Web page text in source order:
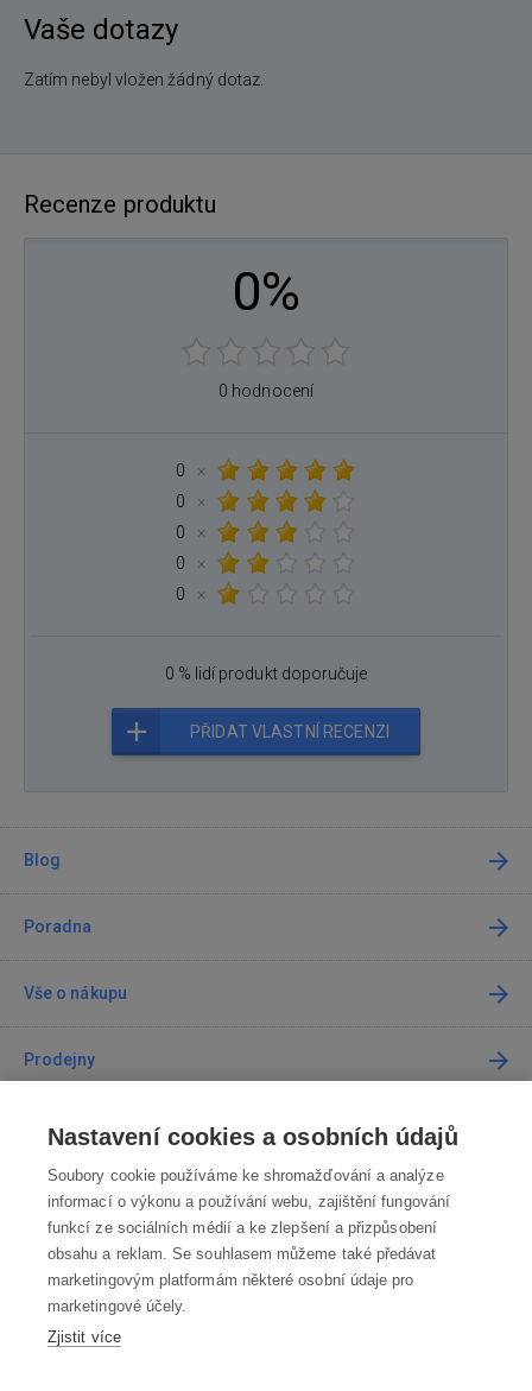
Vaše dotazy
Zatím nebyl vložen žádný dotaz.
Recenze produktu
0%
0 hodnocení
0
×
0
×
0
×
0
×
0
×
0 % lidí produkt doporučuje
PŘIDAT VLASTNÍ RECENZI
Blog
Poradna
Vše o nákupu
Prodejny
Kontakt
Kontaktujte nás
info@robotworld.cz
220 770 770 Po-Pá 8:00—16:00
VŠECHNY KONTAKTY
Nastavení cookies a osobních údajů
Soubory cookie používáme ke shromažďování a analýze
informací o výkonu a používání webu, zajištění fungování
funkcí ze sociálních médií a ke zlepšení a přizpůsobení
obsahu a reklam. Se souhlasem můžeme také předávat
marketingovým platformám některé osobní údaje pro
marketingové účely.
Zjistit více